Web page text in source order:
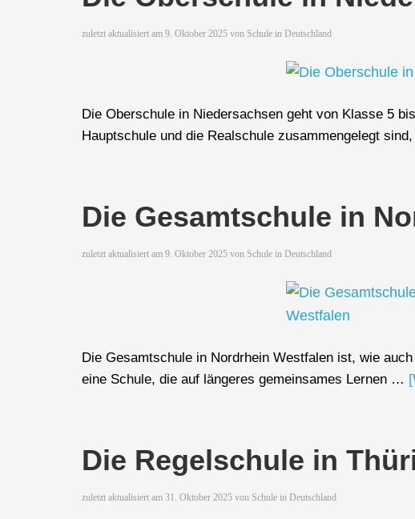
zuletzt aktualisiert am 9. Oktober 2025 von Schule in Deutschland
Die Oberschule in Niedersachsen geht von Klasse 5
Hauptschule und die Realschule zusammengelegt
Die Gesamtschule in
zuletzt aktualisiert am 9. Oktober 2025 von Schule in Deutschland
Die Gesamtschule in Nordrhein Westfalen ist, wie
eine Schule, die auf längeres gemeinsames Lernen …
Die Regelschule in
zuletzt aktualisiert am 31. Oktober 2025 von Schule in Deutschland